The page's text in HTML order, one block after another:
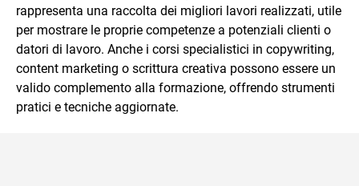
rappresenta una raccolta dei migliori lavori realizzati, utile
per mostrare le proprie competenze a potenziali clienti o
datori di lavoro. Anche i corsi specialistici in copywriting,
content marketing o scrittura creativa possono essere un
valido complemento alla formazione, offrendo strumenti
pratici e tecniche aggiornate.